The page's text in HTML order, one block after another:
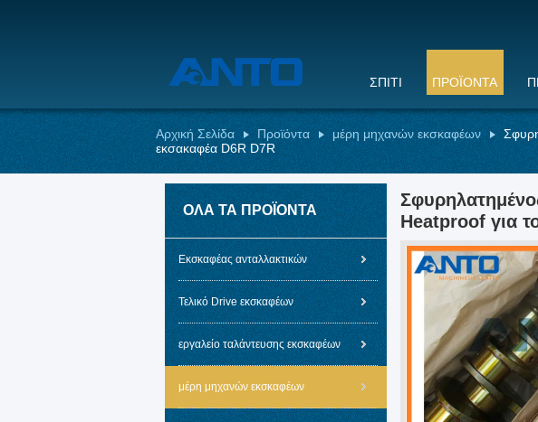
ΣΠΊΤΙ ΠΡΟΪΌΝΤΑ
Αρχική Σελίδα Προϊόντα μέρη μηχανών εκσκαφέων
εκσακαφέα D6R D7R
ΌΛΑ ΤΑ ΠΡΟΪΌΝΤΑ
Εκσκαφέας ανταλλακτικών
Τελικό Drive εκσκαφέων
εργαλείο ταλάντευσης εκσκαφέων
μέρη μηχανών εκσκαφέων
Heatproof για